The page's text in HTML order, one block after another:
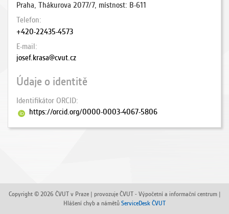
Praha, Thákurova 2077/7, místnost: B-611
Telefon
+420-22435-4573
E-mail
josef.krasa@cvut.cz
Údaje o identitě
Identifikátor ORCID
https://orcid.org/0000-0003-4067-5806
Copyright © 2026 ČVUT v Praze | provozuje ČVUT - Výpočetní a informační centrum |
Hlášení chyb a námětů ServiceDesk ČVUT